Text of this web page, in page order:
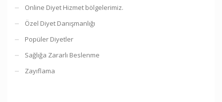
Online Diyet Hizmet bölgelerimiz.
Özel Diyet Danışmanlığı
Popüler Diyetler
Sağlığa Zararlı Beslenme
Zayıflama